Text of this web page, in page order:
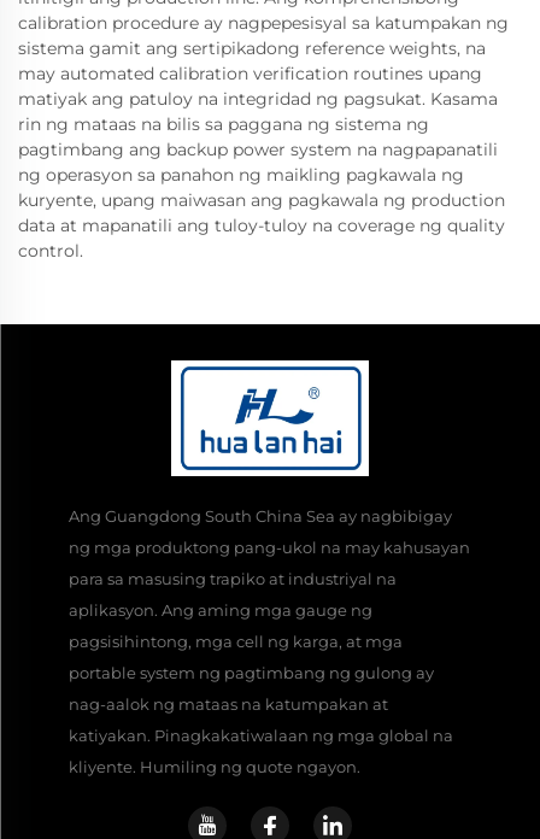
calibration procedure ay nagpepesisyal sa katumpakan ng
sistema gamit ang sertipikadong reference weights, na
may automated calibration verification routines upang
matiyak ang patuloy na integridad ng pagsukat. Kasama
rin ng mataas na bilis sa paggana ng sistema ng
pagtimbang ang backup power system na nagpapanatili
ng operasyon sa panahon ng maikling pagkawala ng
kuryente, upang maiwasan ang pagkawala ng production
data at mapanatili ang tuloy-tuloy na coverage ng quality
control.
Ang Guangdong South China Sea ay nagbibigay
ng mga produktong pang-ukol na may kahusayan
para sa masusing trapiko at industriyal na
aplikasyon. Ang aming mga gauge ng
pagsisihintong, mga cell ng karga, at mga
portable system ng pagtimbang ng gulong ay
nag-aalok ng mataas na katumpakan at
katiyakan. Pinagkakatiwalaan ng mga global na
kliyente. Humiling ng quote ngayon.